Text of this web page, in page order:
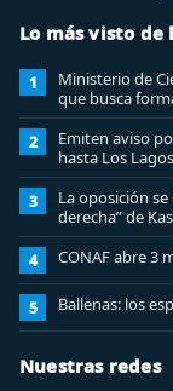
Lo más visto de
1
Ministerio de
que busca
ciberseguridad
2
Emiten aviso
hasta Los Lagos
3
La oposición
derecha” de
4 CONAF abre 3
5 Ballenas: los
Nuestras redes